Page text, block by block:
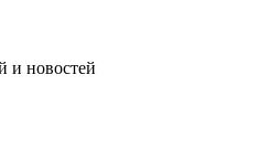
и новостей